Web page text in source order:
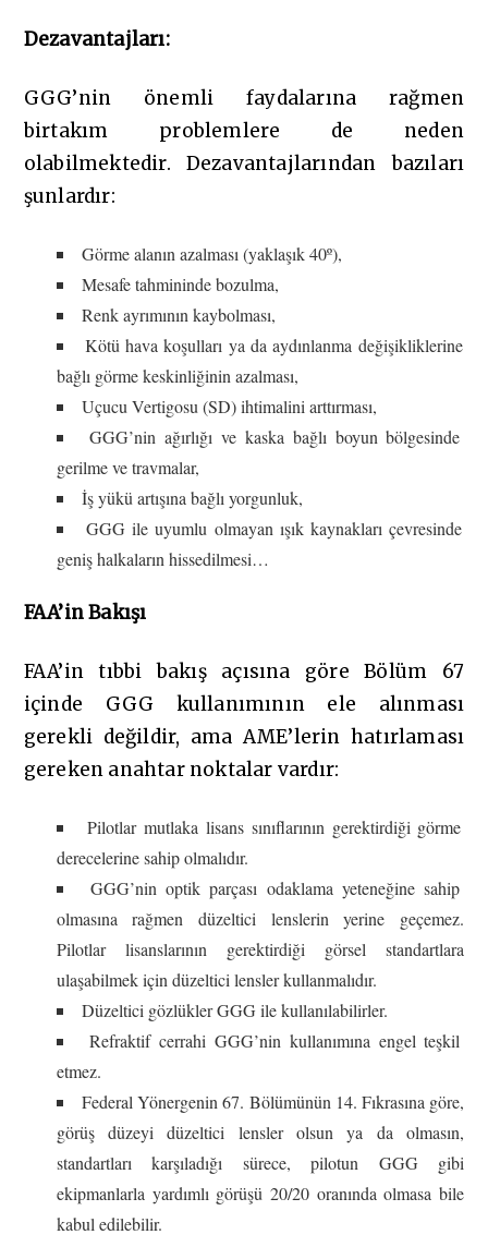
Dezavantajları:
GGG’nin önemli faydalarına rağmen
birtakım problemlere de neden
olabilmektedir. Dezavantajlarından bazıları
şunlardır:
Görme alanın azalması (yaklaşık 40º),
Mesafe tahmininde bozulma,
Renk ayrımının kaybolması,
Kötü hava koşulları ya da aydınlanma değişikliklerine
bağlı görme keskinliğinin azalması,
Uçucu Vertigosu (SD) ihtimalini arttırması,
GGG’nin ağırlığı ve kaska bağlı boyun bölgesinde
gerilme ve travmalar,
İş yükü artışına bağlı yorgunluk,
GGG ile uyumlu olmayan ışık kaynakları çevresinde
geniş halkaların hissedilmesi…
FAA’in Bakışı
FAA’in tıbbi bakış açısına göre Bölüm 67
içinde GGG kullanımının ele alınması
gerekli değildir, ama AME’lerin hatırlaması
gereken anahtar noktalar vardır:
Pilotlar mutlaka lisans sınıflarının gerektirdiği görme
derecelerine sahip olmalıdır.
GGG’nin optik parçası odaklama yeteneğine sahip
olmasına rağmen düzeltici lenslerin yerine geçemez.
Pilotlar lisanslarının gerektirdiği görsel standartlara
ulaşabilmek için düzeltici lensler kullanmalıdır.
Düzeltici gözlükler GGG ile kullanılabilirler.
Refraktif cerrahi GGG’nin kullanımına engel teşkil
etmez.
Federal Yönergenin 67. Bölümünün 14. Fıkrasına göre,
görüş düzeyi düzeltici lensler olsun ya da olmasın,
standartları karşıladığı sürece, pilotun GGG gibi
ekipmanlarla yardımlı görüşü 20/20 oranında olmasa bile
kabul edilebilir.